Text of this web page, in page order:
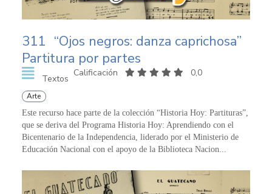
311 “Ojos negros: danza caprichosa”
Partitura por partes
Textos
Calificación 0,0
Arte
Este recurso hace parte de la colección “Historia Hoy: Partituras”,
que se deriva del Programa Historia Hoy: Aprendiendo con el
Bicentenario de la Independencia, liderado por el Ministerio de
Educación Nacional con el apoyo de la Biblioteca Nacion...